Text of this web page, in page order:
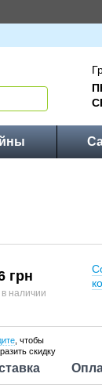
грн
наличии
, чтобы
скидку